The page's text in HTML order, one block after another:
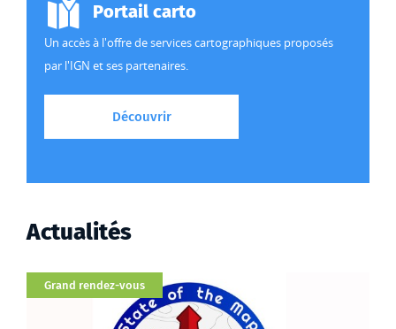
Portail carto
Un accès à l'offre de services cartographiques proposés
par l'IGN et ses partenaires.
DécouvrirDécouvrir l'offre de services
Actualités
Catégorie
Grand rendez-vous